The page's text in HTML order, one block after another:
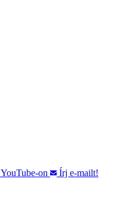
YouTube-on
Írj e-mailt!